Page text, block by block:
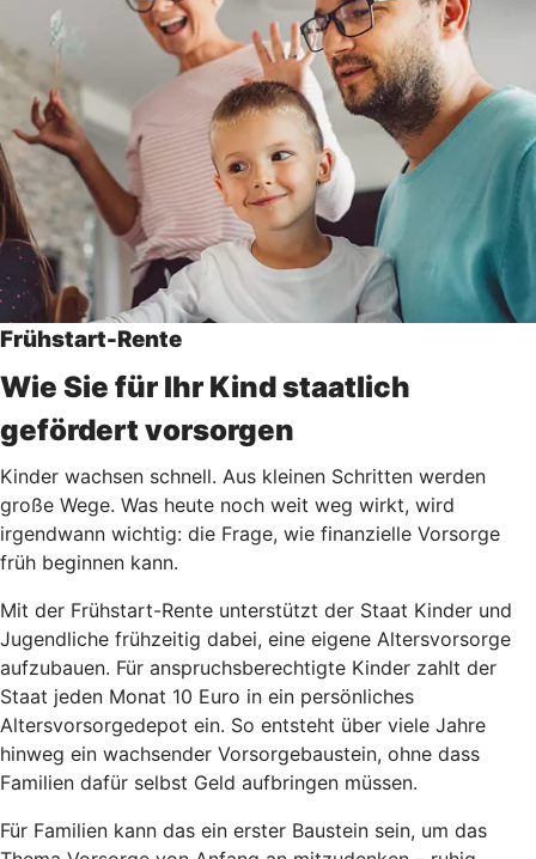
Frühstart-Rente
Wie Sie für Ihr Kind staatlich
gefördert vorsorgen
Kinder wachsen schnell. Aus kleinen Schritten werden
große Wege. Was heute noch weit weg wirkt, wird
irgendwann wichtig: die Frage, wie finanzielle Vorsorge
früh beginnen kann.
Mit der Frühstart-Rente unterstützt der Staat Kinder und
Jugendliche frühzeitig dabei, eine eigene Altersvorsorge
aufzubauen. Für anspruchsberechtigte Kinder zahlt der
Staat jeden Monat 10 Euro in ein persönliches
Altersvorsorgedepot ein. So entsteht über viele Jahre
hinweg ein wachsender Vorsorgebaustein, ohne dass
Familien dafür selbst Geld aufbringen müssen.
Für Familien kann das ein erster Baustein sein, um das